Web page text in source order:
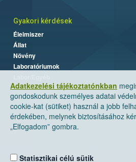
Adatkezelési tájékoztatónkban
gondoskodunk személyes adatai
cookie-kat (sütiket) használ a jobb
érdekében, melynek biztosításához
„Elfogadom” gombra.
Statisztikai célú sütik
Gyakori kérdések
Élelmiszer
Állat
Növény
Laboratóriumok